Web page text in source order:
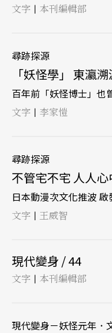
文字 | 本刊編輯部
尋跡探源
「妖怪學」 東瀛
百年前「妖怪博士」也
文字 | 李家愷
尋跡探源
不管宅不宅 人人
日本動漫次文化推波
文字 | 王威智
現代變身 / 44
文字 | 本刊編輯部
現代變身－妖怪元年．